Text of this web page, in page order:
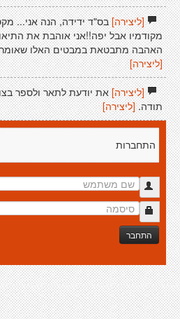
[ליצירה]בס"ד ידידה, הנה אני...
מקודמיו אבל יפה!!אני אוהבת את
האהבה מתבטאת במבטים האלו
[ליצירה]
[ליצירה]את יודעת לתאר ולספר
תודה. [ליצירה]
התחברות
התחבר